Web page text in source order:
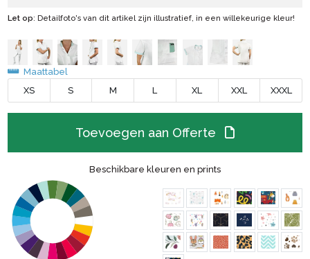
Let op: Detailfoto's van dit artikel zijn illustratief, in een willekeurige kleur!
Maattabel
XS
S M L XL XXL XXXL
Toevoegen aan Offerte
Beschikbare kleuren en prints